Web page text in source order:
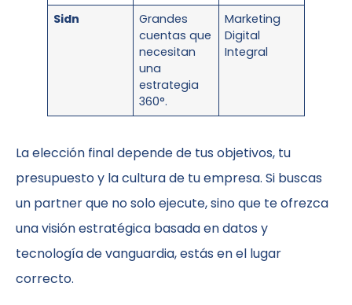
Sidn
Grandes
cuentas que
necesitan
una
estrategia
360°.
Marketing
Digital
Integral
La elección final depende de tus objetivos, tu
presupuesto y la cultura de tu empresa. Si buscas
un partner que no solo ejecute, sino que te ofrezca
una visión estratégica basada en datos y
tecnología de vanguardia, estás en el lugar
correcto.